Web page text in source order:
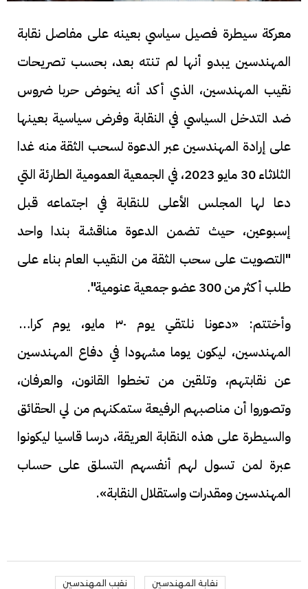
معركة سيطرة فصيل سياسي بعينه على مفاصل نقابة
المهندسين يبدو أنها لم تنته بعد، بحسب تصريحات
نقيب المهندسين، الذي أكد أنه يخوض حربا ضروس
ضد التدخل السياسي في النقابة وفرض سياسية بعينها
على إرادة المهندسين عبر الدعوة لسحب الثقة منه غدا
الثلاثاء 30 مايو 2023، في الجمعية العمومية الطارئة التي
دعا لها المجلس الأعلى للنقابة في اجتماعه قبل
إسبوعين، حيث تضمن الدعوة مناقشة بندا واحد
"التصويت على سحب الثقة من النقيب العام بناء على
طلب أكثر من 300 عضو جمعية عنومية".
وأختتم: «دعونا نلتقي يوم ٣٠ مايو، يوم كرامة
المهندسين، ليكون يوما مشهودا في دفاع المهندسين
عن نقابتهم، وتلقين من تخطوا القانون، والعرفان،
وتصوروا أن مناصبهم الرفيعة ستمكنهم من لي الحقائق
والسيطرة على هذه النقابة العريقة، درسا قاسيا ليكونوا
عبرة لمن تسول لهم أنفسهم التسلق على حساب
المهندسين ومقدرات واستقلال النقابة».
نقابة المهندسين نقيب المهندسين